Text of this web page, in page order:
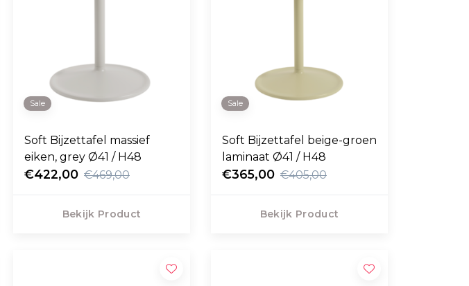
Sale
Soft Bijzettafel massief
eiken, grey Ø41 / H48
€422,00 €469,00
Bekijk Product
Sale
Soft Bijzettafel beige-groen
laminaat Ø41 / H48
€365,00 €405,00
Bekijk Product